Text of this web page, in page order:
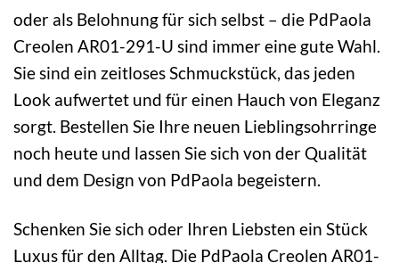
oder als Belohnung für sich selbst – die PdPaola
Creolen AR01-291-U sind immer eine gute Wahl.
Sie sind ein zeitloses Schmuckstück, das jeden
Look aufwertet und für einen Hauch von Eleganz
sorgt. Bestellen Sie Ihre neuen Lieblingsohrringe
noch heute und lassen Sie sich von der Qualität
und dem Design von PdPaola begeistern.
Schenken Sie sich oder Ihren Liebsten ein Stück
Luxus für den Alltag. Die PdPaola Creolen AR01-